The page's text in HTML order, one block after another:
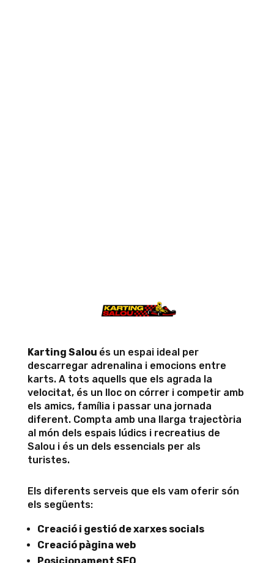
Karting Salou és un espai ideal per
descarregar adrenalina i emocions entre
karts. A tots aquells que els agrada la
velocitat, és un lloc on córrer i competir amb
els amics, família i passar una jornada
diferent. Compta amb una llarga trajectòria
al món dels espais lúdics i recreatius de
Salou i és un dels essencials per als
turistes.
Els diferents serveis que els vam oferir són
els següents:
Creació i gestió de xarxes socials
Creació pàgina web